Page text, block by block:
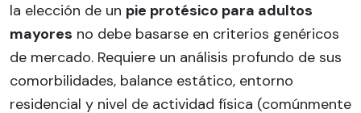
la elección de un pie protésico para adultos
mayores no debe basarse en criterios genéricos
de mercado. Requiere un análisis profundo de sus
comorbilidades, balance estático, entorno
residencial y nivel de actividad física (comúnmente